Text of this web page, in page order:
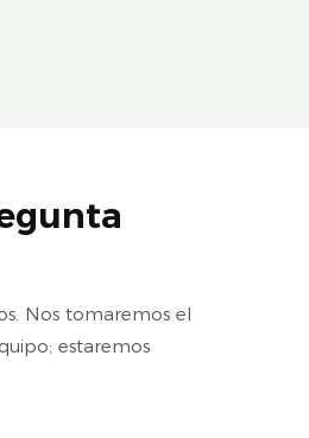
Nos tomaremos el
estaremos